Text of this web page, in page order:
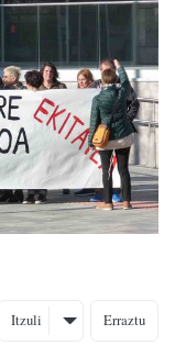
Itzuli Erraztu